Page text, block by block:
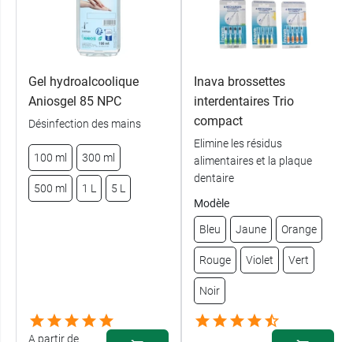
Gel hydroalcoolique
Aniosgel 85 NPC
Désinfection des mains
100 ml 300 ml
500 ml 1 L 5 L
A partir de
Inava brossettes
interdentaires Trio
compact
Elimine les résidus
alimentaires et la plaque
dentaire
Modèle
Bleu Jaune Orange
Rouge Violet Vert
Noir